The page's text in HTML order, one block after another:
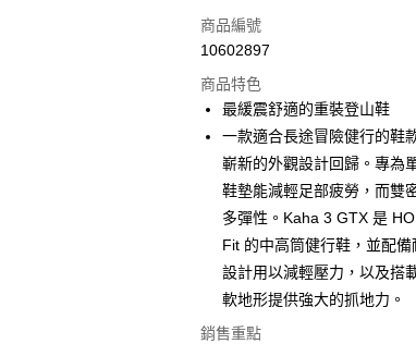
悠遊付
運送方式
7-11取貨(快速到店)
每筆NT$100，滿NT$1,500(含
宅配-本島
每筆NT$100，滿NT$1,500(含
商品編號
10602897
商品特色
最緩震舒適的重裝登山鞋
一款適合長途冒險健行的鞋
嶄新的外觀設計回歸。專為
鞋墊能減輕足部疲勞，而雙
多彈性。Kaha 3 GTX 是
Fit 的中高筒健行鞋，並配
設計用以減輕壓力，以及搭
軟地形提供強大的抓地力。
銷售重點